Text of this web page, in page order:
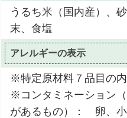
うるち米（国内産）、
末、食塩
アレルギーの表示
※特定原材料７品目の
※コンタミネーション
があるもの）： 卵、